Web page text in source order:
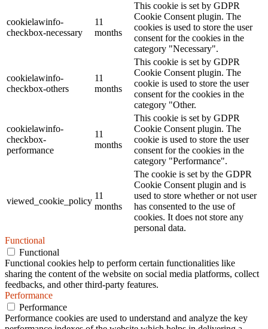
cookielawinfo-
checkbox-necessary
11
months
This cookie is set by GDPR
Cookie Consent plugin. The
cookies is used to store the user
consent for the cookies in the
category "Necessary".
cookielawinfo-
checkbox-others
11
months
This cookie is set by GDPR
Cookie Consent plugin. The
cookie is used to store the user
consent for the cookies in the
category "Other.
cookielawinfo-
checkbox-
performance
11
months
This cookie is set by GDPR
Cookie Consent plugin. The
cookie is used to store the user
consent for the cookies in the
category "Performance".
viewed_cookie_policy
11
months
The cookie is set by the GDPR
Cookie Consent plugin and is
used to store whether or not user
has consented to the use of
cookies. It does not store any
personal data.
Functional
Functional
Functional cookies help to perform certain functionalities like
sharing the content of the website on social media platforms, collect
feedbacks, and other third-party features.
Performance
Performance
Performance cookies are used to understand and analyze the key